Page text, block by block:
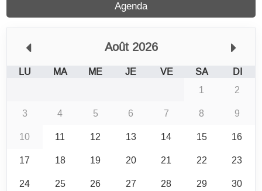
Agenda
Août 2026
LU MA ME JE VE SA
DI
1
2
3
4 5 6 7 8
9
10
11 12 13 14 15
16
17
18 19 20 21 22
23
24
25 26 27 28 29
30